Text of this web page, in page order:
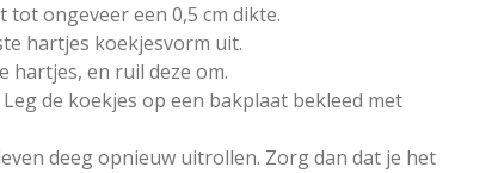
tot ongeveer een 0,5 cm dikte.
hartjes koekjesvorm uit.
hartjes, en ruil deze om.
de koekjes op een bakplaat bekleed met
deeg opnieuw uitrollen. Zorg dan dat je het